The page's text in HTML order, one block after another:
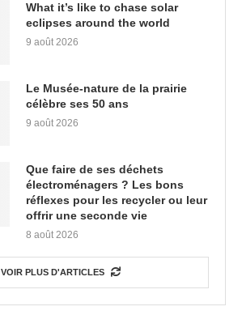
What it’s like to chase solar
eclipses around the world
9 août 2026
Le Musée-nature de la prairie
célèbre ses 50 ans
9 août 2026
Que faire de ses déchets
électroménagers ? Les bons
réflexes pour les recycler ou leur
offrir une seconde vie
8 août 2026
VOIR PLUS D'ARTICLES